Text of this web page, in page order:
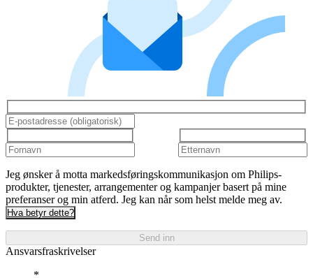
Jeg ønsker å motta markedsføringskommunikasjon om Philips-
produkter, tjenester, arrangementer og kampanjer basert på mine
preferanser og min atferd. Jeg kan når som helst melde meg av.
Hva betyr dette?
Send inn
Ansvarsfraskrivelser